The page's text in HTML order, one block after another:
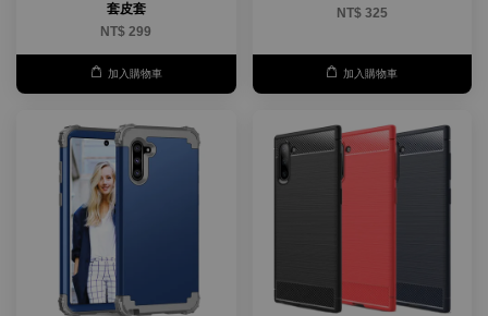
套皮套
NT$ 299
加入購物車
NT$ 325
加入購物車